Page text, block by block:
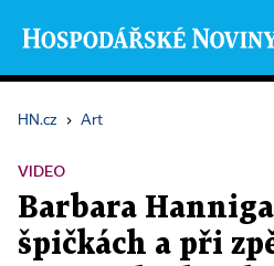
HN.cz › Art
VIDEO
Barbara
špičkách a při